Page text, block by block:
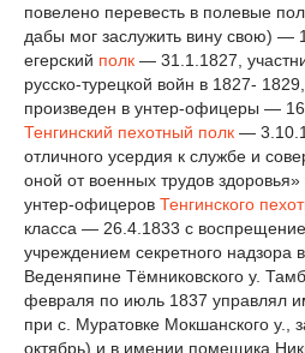
повелено перевесть в полевые
дабы мог заслужить вину свою) —
егерский полк — 31.1.1827,
русско-турецкой войн в 1827-
произведен в унтер-офицеры —
Тенгинский пехотный полк —
отличного усердия к службе и
оной от военных трудов
унтер-офицеров Тенгинского
класса — 26.4.1833 с
учреждением секретного надзора
Веденяпине Тёмниковского у.
февраля по июль 1837 управлял
при с. Муратовке Мокшанского у.,
октябрь) и в имении помещика